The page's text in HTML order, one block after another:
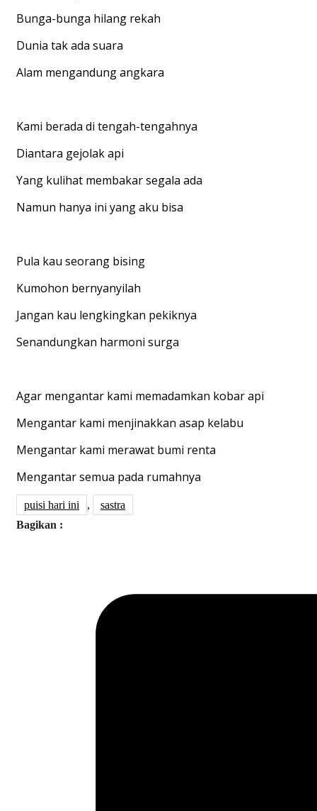
Bunga-bunga hilang rekah
Dunia tak ada suara
Alam mengandung angkara
Kami berada di tengah-tengahnya
Diantara gejolak api
Yang kulihat membakar segala ada
Namun hanya ini yang aku bisa
Pula kau seorang bising
Kumohon bernyanyilah
Jangan kau lengkingkan pekiknya
Senandungkan harmoni surga
Agar mengantar kami memadamkan kobar api
Mengantar kami menjinakkan asap kelabu
Mengantar kami merawat bumi renta
Mengantar semua pada rumahnya
puisi hari ini ,
sastra
Bagikan :